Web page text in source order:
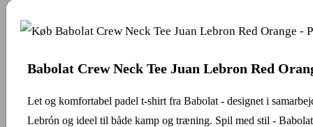
Babolat Crew Neck Tee Juan Lebron Red
Let og komfortabel padel t-shirt fra Babolat - designet i
Lebrón og ideel til både kamp og træning. Spil med stil -